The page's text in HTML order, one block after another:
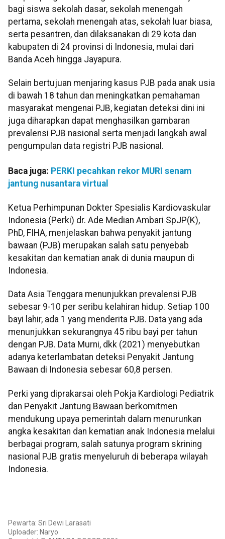
bagi siswa sekolah dasar, sekolah menengah
pertama, sekolah menengah atas, sekolah luar biasa,
serta pesantren, dan dilaksanakan di 29 kota dan
kabupaten di 24 provinsi di Indonesia, mulai dari
Banda Aceh hingga Jayapura.
Selain bertujuan menjaring kasus PJB pada anak usia
di bawah 18 tahun dan meningkatkan pemahaman
masyarakat mengenai PJB, kegiatan deteksi dini ini
juga diharapkan dapat menghasilkan gambaran
prevalensi PJB nasional serta menjadi langkah awal
pengumpulan data registri PJB nasional.
Baca juga: PERKI pecahkan rekor MURI senam
jantung nusantara virtual
Ketua Perhimpunan Dokter Spesialis Kardiovaskular
Indonesia (Perki) dr. Ade Median Ambari SpJP(K),
PhD, FIHA, menjelaskan bahwa penyakit jantung
bawaan (PJB) merupakan salah satu penyebab
kesakitan dan kematian anak di dunia maupun di
Indonesia.
Data Asia Tenggara menunjukkan prevalensi PJB
sebesar 9-10 per seribu kelahiran hidup. Setiap 100
bayi lahir, ada 1 yang menderita PJB. Data yang ada
menunjukkan sekurangnya 45 ribu bayi per tahun
dengan PJB. Data Murni, dkk (2021) menyebutkan
adanya keterlambatan deteksi Penyakit Jantung
Bawaan di Indonesia sebesar 60,8 persen.
Perki yang diprakarsai oleh Pokja Kardiologi Pediatrik
dan Penyakit Jantung Bawaan berkomitmen
mendukung upaya pemerintah dalam menurunkan
angka kesakitan dan kematian anak Indonesia melalui
berbagai program, salah satunya program skrining
nasional PJB gratis menyeluruh di beberapa wilayah
Indonesia.
Pewarta: Sri Dewi Larasati
Uploader: Naryo